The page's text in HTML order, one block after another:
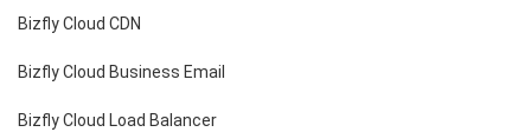
Bizfly Cloud CDN
Bizfly Cloud Business Email
Bizfly Cloud Load Balancer